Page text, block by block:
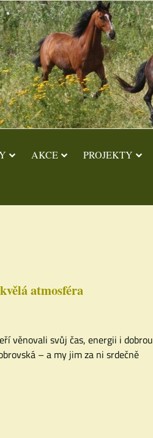
AKCE PROJEKTY
atmosféra
věnovali svůj čas, energii i dobrou
– a my jim za ni srdečně